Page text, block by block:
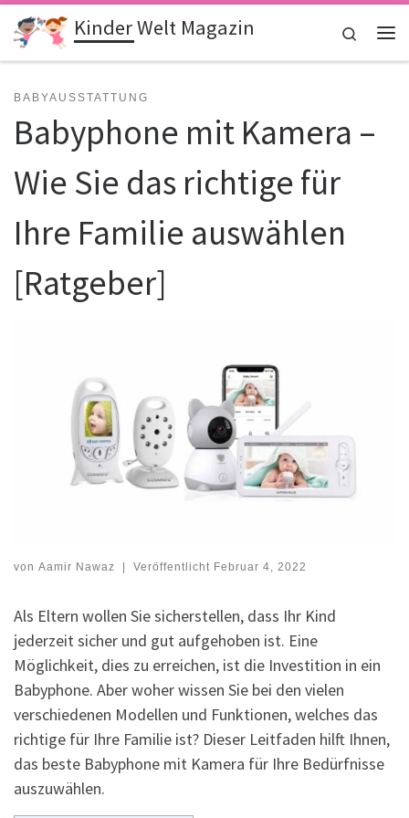
Zum Inhalt springen
Kinder Welt Magazin
Search
BABYAUSSTATTUNG
Babyphone mit Kamera –
Wie Sie das richtige für
Ihre Familie auswählen
[Ratgeber]
von Aamir Nawaz | Veröffentlicht Februar 4, 2022
Als Eltern wollen Sie sicherstellen, dass Ihr Kind
jederzeit sicher und gut aufgehoben ist. Eine
Möglichkeit, dies zu erreichen, ist die Investition in ein
Babyphone. Aber woher wissen Sie bei den vielen
verschiedenen Modellen und Funktionen, welches das
richtige für Ihre Familie ist? Dieser Leitfaden hilft Ihnen,
das beste Babyphone mit Kamera für Ihre Bedürfnisse
auszuwählen.